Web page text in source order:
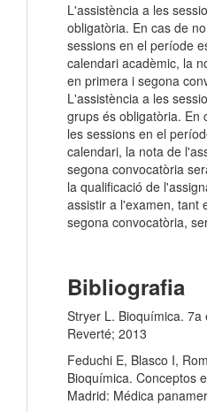
L'assistència a les
obligatòria. En cas de
sessions en el període
calendari acadèmic, la
en primera i segona
L'assistència a les
grups és obligatòria. En
les sessions en el
calendari, la nota de
segona convocatòria
la qualificació de
assistir a l'examen, tant
segona convocatòria,
Bibliografia
Stryer L. Bioquímica. 7a
Reverté; 2013
Feduchi E, Blasco I,
Bioquímica. Conceptos
Madrid: Médica